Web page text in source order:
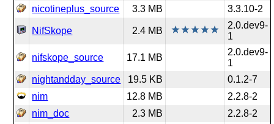
nicotineplus_source
3.3 MB 3.3.10-2
NifSkope 2.4 MB
2.0.dev9-
1
nifskope_source 17.1 MB
2.0.dev9-
1
nightandday_source
19.5 KB
0.1.2-7
nim
12.8 MB
2.2.8-2
nim_doc
2.3 MB 2.2.8-2